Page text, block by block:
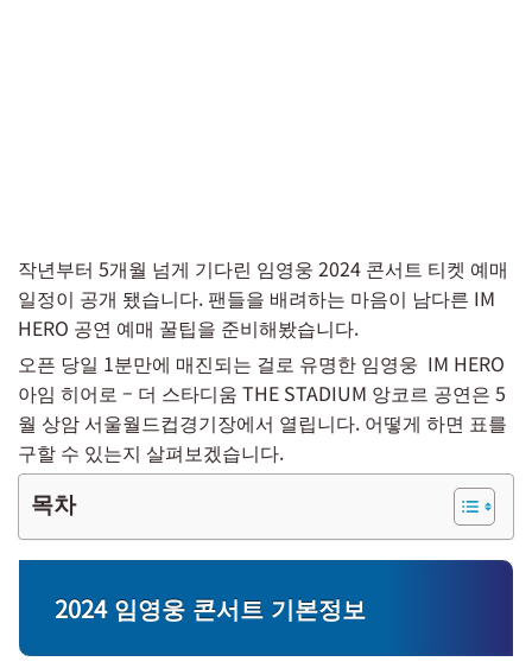
작년부터 5개월 넘게 기다린 임영웅 2024 콘서트 티켓 예매
일정이 공개 됐습니다. 팬들을 배려하는 마음이 남다른 IM
HERO 공연 예매 꿀팁을 준비해봤습니다.
오픈 당일 1분만에 매진되는 걸로 유명한 임영웅 IM HERO
아임 히어로 – 더 스타디움 THE STADIUM 앙코르 공연은 5
월 상암 서울월드컵경기장에서 열립니다. 어떻게 하면 표를
구할 수 있는지 살펴보겠습니다.
목차
2024 임영웅 콘서트 기본정보